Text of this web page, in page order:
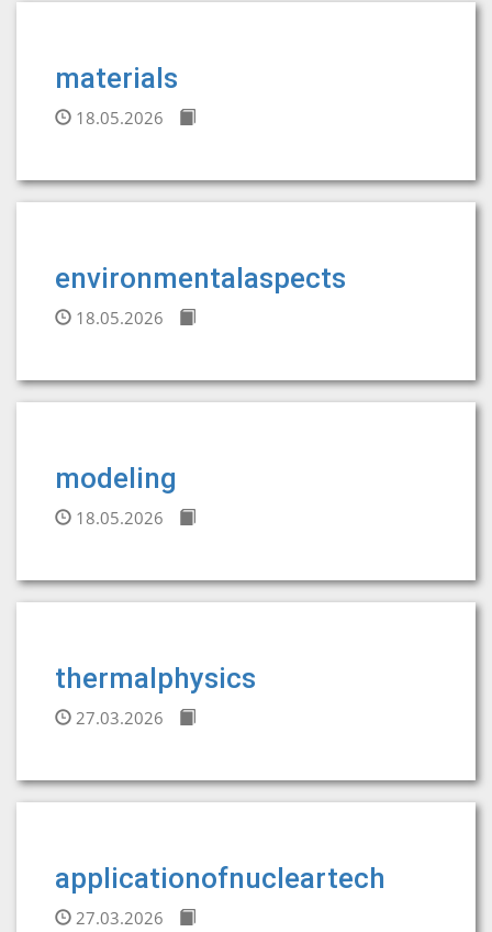
materials
18.05.2026
environmentalaspects
18.05.2026
modeling
18.05.2026
thermalphysics
27.03.2026
applicationofnucleartech
27.03.2026